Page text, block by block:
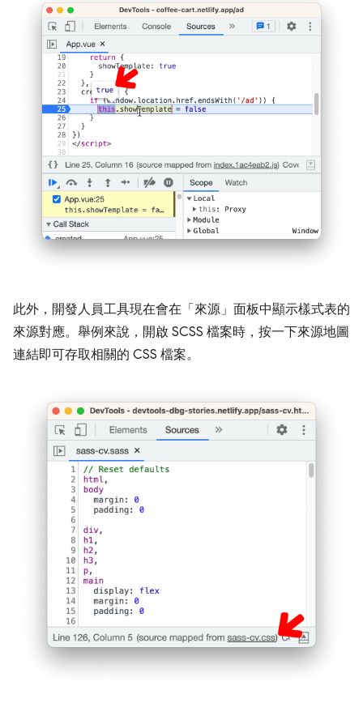
此外，開發人員工具現在會在「來源」 面板中顯示樣式表的
來源對應。舉例來說，開啟 SCSS 檔案時，按一下來源地圖
連結即可存取相關的 CSS 檔案。